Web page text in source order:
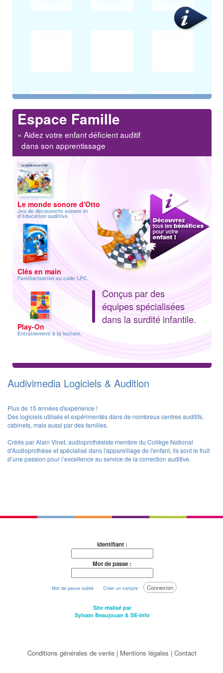
Espace Famille
« Aidez votre enfant déficient auditif
dans son apprentissage
Le monde sonore d'Otto
Jeu de découverte sonore et
d’éducation auditive.
Clés en main
Familiarisation au code LPC.
Play-On
Entraînement à la lecture.
Conçus par des
équipes spécialisées
dans la surdité infantile.
Audivimedia Logiciels & Audition
Plus de 15 années d'expérience !
Des logiciels utilisés et expérimentés dans de nombreux centres auditifs,
cabinets, mais aussi par des familles.
Créés par Alain Vinet, audioprothésiste membre du Collège National
d'Audioprothèse et spécialisé dans l'appareillage de l'enfant, ils sont le fruit
d’une passion pour l’excellence au service de la correction auditive.
Identifiant :
Mot de passe :
Mot de passe oublié Créer un compte Connexion
Site réalisé par
Sylvain Beaujouan & SE-Info
Conditions générales de vente | Mentions légales | Contact